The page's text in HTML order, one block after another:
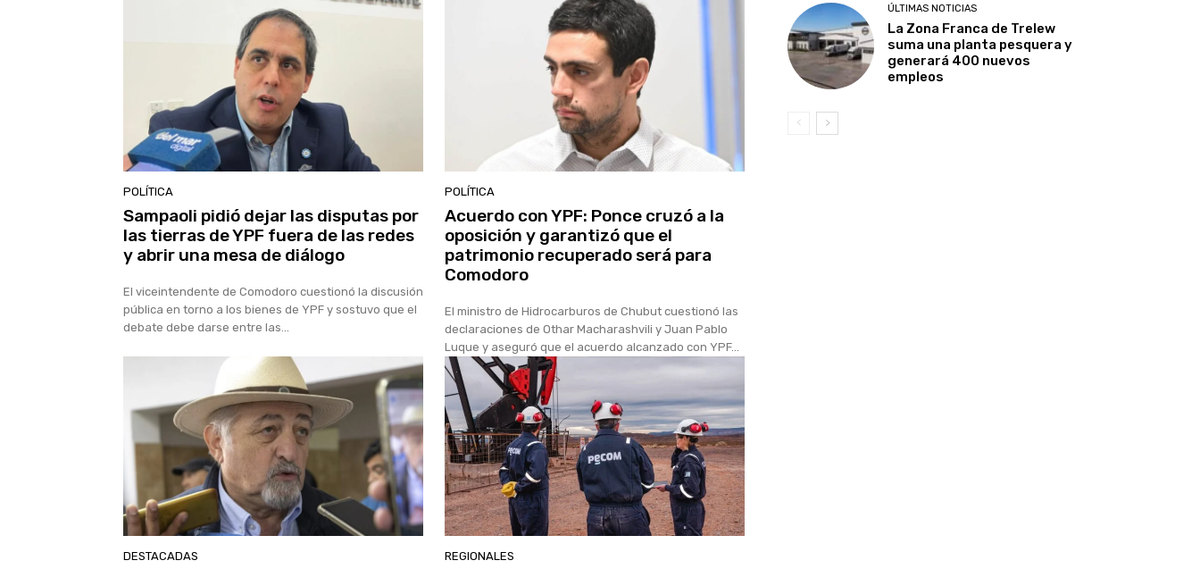
POLÍTICA
Sampaoli pidió dejar las disputas por
las tierras de YPF fuera de las redes
y abrir una mesa de diálogo
El viceintendente de Comodoro cuestionó la discusión
pública en torno a los bienes de YPF y sostuvo que el
debate debe darse entre las...
POLÍTICA
Acuerdo con YPF: Ponce cruzó a la
oposición y garantizó que el
patrimonio recuperado será para
Comodoro
El ministro de Hidrocarburos de Chubut cuestionó las
declaraciones de Othar Macharashvili y Juan Pablo
Luque y aseguró que el acuerdo alcanzado con YPF...
DESTACADAS REGIONALES
ÚLTIMAS NOTICIAS
La Zona Franca de Trelew
suma una planta pesquera y
generará 400 nuevos
empleos